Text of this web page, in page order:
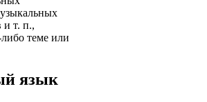
и т. п.,
теме или
язык